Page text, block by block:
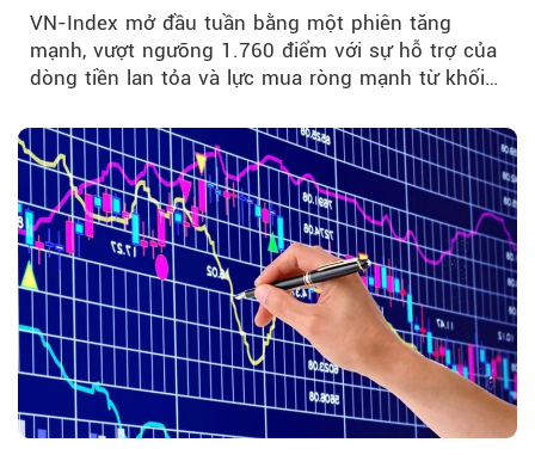
VN-Index mở đầu tuần bằng một phiên tăng
mạnh, vượt ngưỡng 1.760 điểm với sự hỗ trợ của
dòng tiền lan tỏa và lực mua ròng mạnh từ khối